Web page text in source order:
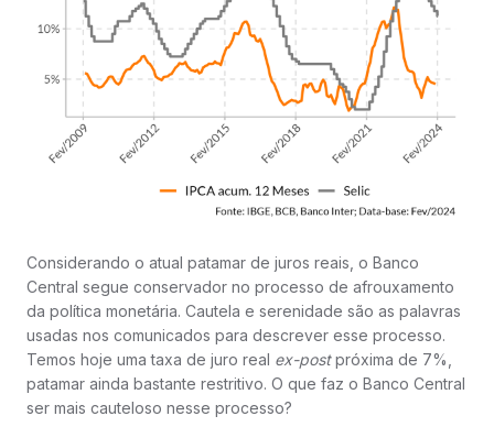
Considerando o atual patamar de juros reais, o Banco
Central segue conservador no processo de afrouxamento
da política monetária. Cautela e serenidade são as palavras
usadas nos comunicados para descrever esse processo.
Temos hoje uma taxa de juro real ex-postpróxima de 7%,
patamar ainda bastante restritivo. O que faz o Banco Central
ser mais cauteloso nesse processo?